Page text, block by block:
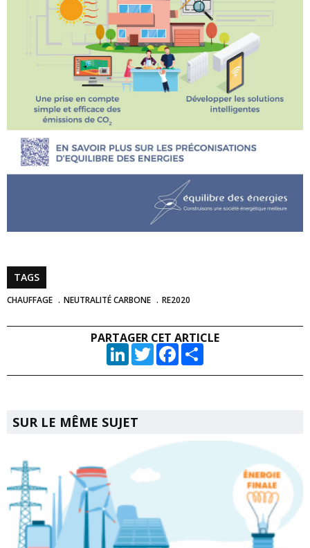
TAGS
CHAUFFAGE NEUTRALITÉ CARBONE RE2020
PARTAGER CET ARTICLE
LinkedInTwitterFacebook
SUR LE MÊME SUJET